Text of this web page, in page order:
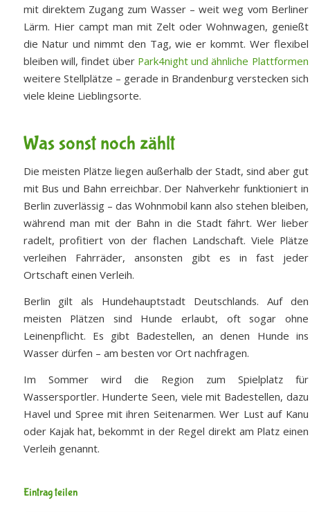
mit direktem Zugang zum Wasser – weit weg vom Berliner
Lärm. Hier campt man mit Zelt oder Wohnwagen, genießt
die Natur und nimmt den Tag, wie er kommt. Wer flexibel
bleiben will, findet über Park4night und ähnliche Plattformen
weitere Stellplätze – gerade in Brandenburg verstecken sich
viele kleine Lieblingsorte.
Was sonst noch zählt
Die meisten Plätze liegen außerhalb der Stadt, sind aber gut
mit Bus und Bahn erreichbar. Der Nahverkehr funktioniert in
Berlin zuverlässig – das Wohnmobil kann also stehen bleiben,
während man mit der Bahn in die Stadt fährt. Wer lieber
radelt, profitiert von der flachen Landschaft. Viele Plätze
verleihen Fahrräder, ansonsten gibt es in fast jeder
Ortschaft einen Verleih.
Berlin gilt als Hundehauptstadt Deutschlands. Auf den
meisten Plätzen sind Hunde erlaubt, oft sogar ohne
Leinenpflicht. Es gibt Badestellen, an denen Hunde ins
Wasser dürfen – am besten vor Ort nachfragen.
Im Sommer wird die Region zum Spielplatz für
Wassersportler. Hunderte Seen, viele mit Badestellen, dazu
Havel und Spree mit ihren Seitenarmen. Wer Lust auf Kanu
oder Kajak hat, bekommt in der Regel direkt am Platz einen
Verleih genannt.
Eintrag teilen